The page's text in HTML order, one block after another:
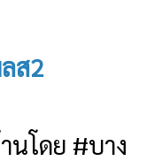
ส2
นโดย #บาง